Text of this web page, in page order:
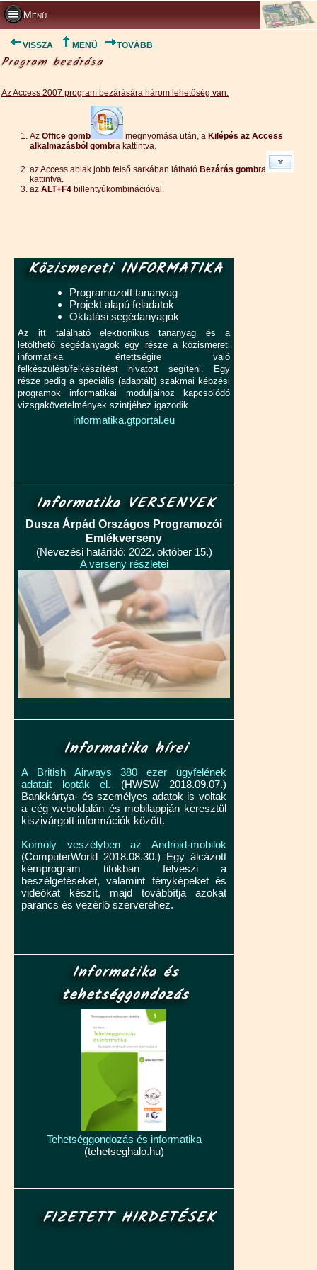
Menü
VISSZA MENÜ TOVÁBB
Program bezárása
Az Access 2007 program bezárására három lehetőség van:
Az Office gomb megnyomása után, a Kilépés az Access
alkalmazásból gombra kattintva.
az Access ablak jobb felső sarkában látható Bezárás gombra
kattintva.
az ALT+F4 billentyűkombinációval.
Közismereti INFORMATIKA
Programozott tananyag
Projekt alapú feladatok
Oktatási segédanyagok
Az itt található elektronikus tananyag és a
letölthető segédanyagok egy része a közismereti
informatika értettségire való
felkészülést/felkészítést hivatott segíteni. Egy
része pedig a speciális (adaptált) szakmai képzési
programok informatikai moduljaihoz kapcsolódó
vizsgakövetelmények szintjéhez igazodik.
informatika.gtportal.eu
Informatika VERSENYEK
Dusza Árpád Országos Programozói
Emlékverseny
(Nevezési határidő: 2022. október 15.)
A verseny részletei
Informatika hírei
A British Airways 380 ezer ügyfelének
adatait lopták el. (HWSW 2018.09.07.)
Bankkártya- és személyes adatok is voltak
a cég weboldalán és mobilappján keresztül
kiszivárgott információk között.
Komoly veszélyben az Android-mobilok
(ComputerWorld 2018.08.30.) Egy álcázott
kémprogram titokban felveszi a
beszélgetéseket, valamint fényképeket és
videókat készít, majd továbbítja azokat
parancs és vezérlő szerveréhez.
Informatika és
tehetséggondozás
Tehetséggondozás és informatika
(tehetseghalo.hu)
FIZETETT HIRDETÉSEK